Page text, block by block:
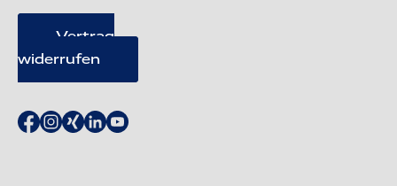
Vertrag
widerrufen